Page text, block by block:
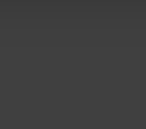
„Präferenzen“,
Daten in die USA
(EuGH – Schrems
über unsere